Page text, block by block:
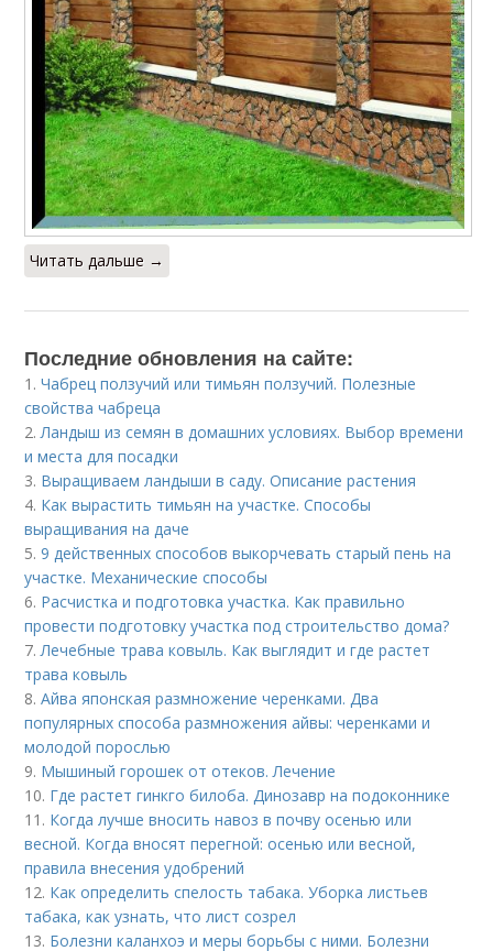
Читать дальше →
Последние обновления на сайте:
1.Чабрец ползучий или тимьян ползучий. Полезные
свойства чабреца
2.Ландыш из семян в домашних условиях. Выбор времени
и места для посадки
3. Выращиваем ландыши в саду. Описание растения
4. Как вырастить тимьян на участке. Способы
выращивания на даче
5.9 действенных способов выкорчевать старый пень на
участке. Механические способы
6. Расчистка и подготовка участка. Как правильно
провести подготовку участка под строительство дома?
7.Лечебные трава ковыль. Как выглядит и где растет
трава ковыль
8.Айва японская размножение черенками. Два
популярных способа размножения айвы: черенками и
молодой порослью
9. Мышиный горошек от отеков. Лечение
10. Где растет гинкго билоба. Динозавр на подоконнике
11. Когда лучше вносить навоз в почву осенью или
весной. Когда вносят перегной: осенью или весной,
правила внесения удобрений
12. Как определить спелость табака. Уборка листьев
табака, как узнать, что лист созрел
13. Болезни каланхоэ и меры борьбы с ними. Болезни